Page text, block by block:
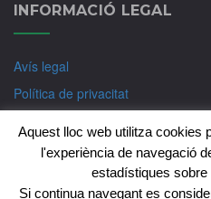
INFORMACIÓ LEGAL
Avís legal
Política de privacitat
Aquest lloc web utilitza cookies
l'experiència de navegació
estadístiques
Si continua navegant es